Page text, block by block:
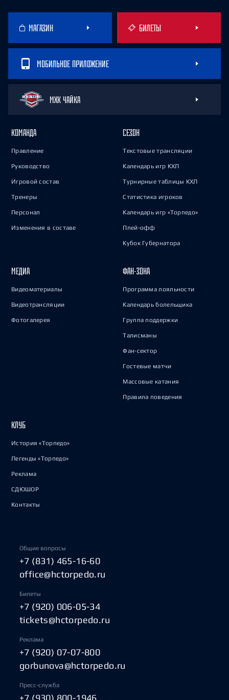
МАГАЗИН БИЛЕТЫ
МОБИЛЬНОЕ ПРИЛОЖЕНИЕ
МХК ЧАЙКА
КОМАНДА
Правление
Руководство
Игровой состав
Тренеры
Персонал
Изменения в составе
СЕЗОН
Текстовые трансляции
Календарь игр КХЛ
Турнирные таблицы КХЛ
Статистика игроков
Календарь игр «Торпедо»
Плей-офф
Кубок Губернатора
МЕДИА
Видеоматериалы
Видеотрансляции
Фотогалерея
ФАН-ЗОНА
Программа лояльности
Календарь болельщика
Группа поддержки
Талисманы
Фан-сектор
Гостевые матчи
Массовые катания
Правила поведения
КЛУБ
История «Торпедо»
Легенды «Торпедо»
Реклама
СДЮШОР
Контакты
Общие вопросы
+7 (831) 465-16-60
office@hctorpedo.ru
Билеты
+7 (920) 006-05-34
tickets@hctorpedo.ru
Реклама
+7 (920) 07-07-800
gorbunova@hctorpedo.ru
Пресс-служба
+7 (930) 800-1946